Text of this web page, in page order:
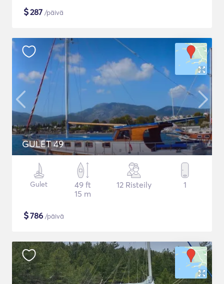
$287 /päivä
GULET 49
Gulet
49 ft
15 m
12 Risteily 1
$786 /päivä